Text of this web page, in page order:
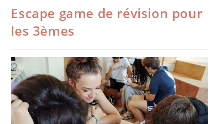
Escape game de révision pour
les 3èmes